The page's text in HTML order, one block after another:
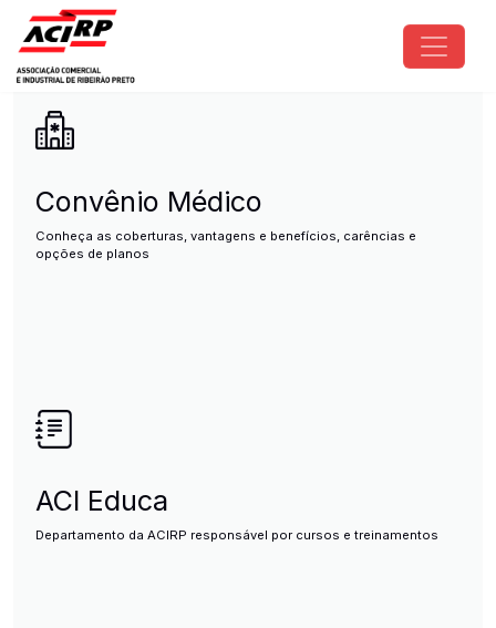
Pular para o conteúdo principal
ACIRP - Associação Comercial
Convênio Médico
Conheça as coberturas, vantagens e benefícios, carências e
opções de planos
ACI Educa
Departamento da ACIRP responsável por cursos e treinamentos